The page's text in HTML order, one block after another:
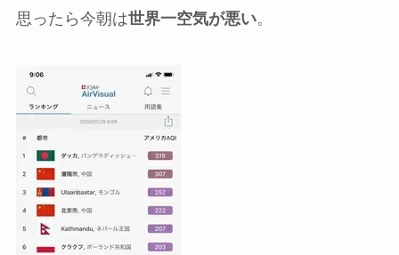
思ったら今朝は世界一空気が悪い。